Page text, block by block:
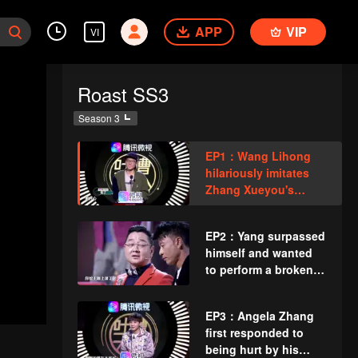
VI APP VIP
Roast SS3
Season 3
EP1：Wang Lihong
hilariously imitates
Zhang Xueyou's
classic expression
EP2：Yang surpassed
himself and wanted
to perform a broken
EP3：Angela Zhang
first responded to
being hurt by his